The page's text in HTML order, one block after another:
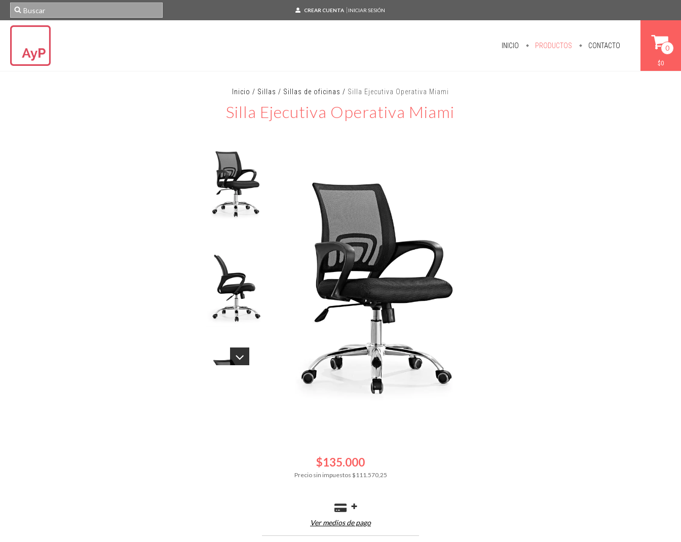
CREAR CUENTA INICIAR SESIÓN
INICIO PRODUCTOS CONTACTO 0
$0
Inicio / Sillas / Sillas de oficinas / Silla Ejecutiva Operativa Miami
Silla Ejecutiva Operativa Miami
$135.000
Precio sin impuestos $111.570,25
Ver medios de pago